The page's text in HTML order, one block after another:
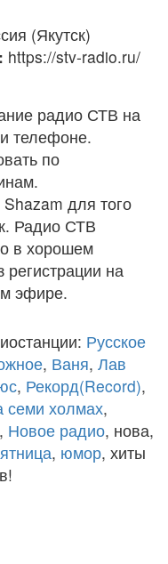
(Якутск)
https://stv-radio.ru/
радио СТВ на
телефоне.
по
для того
Радио СТВ
в хорошем
регистрации на
эфире.
Русское
, Ваня, Лав
, Рекорд(Record),
семи холмах,
, Новое радио, нова,
, юмор, хиты